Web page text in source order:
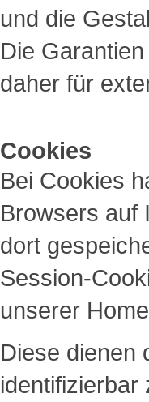
und die
Die
daher für
Cookies
Bei Cookies
Browsers auf
dort
Session-
unserer
Diese dienen
identifizierbar